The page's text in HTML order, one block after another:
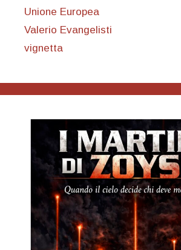
Unione Europea
Valerio Evangelisti
vignetta